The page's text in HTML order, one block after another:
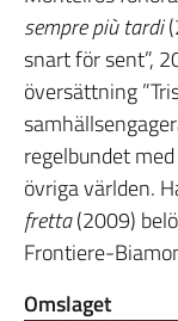
sempre più tardi
snart för sent”,
översättning
regelbundet
övriga världen.
fretta(2009)
Frontiere-
Omslaget